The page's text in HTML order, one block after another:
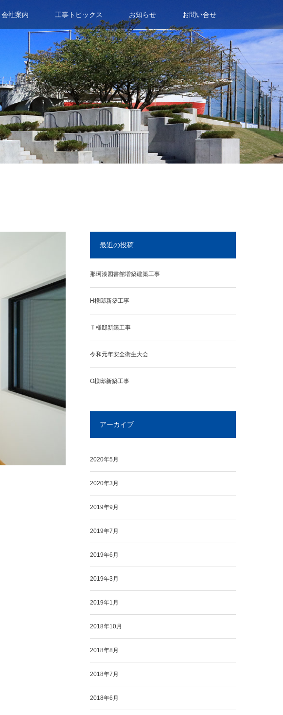
会社案内 工事トピックス お知らせ お問い合せ
最近の投稿
那珂湊図書館増築建築工事
H様邸新築工事
Ｔ様邸新築工事
令和元年安全衛生大会
O様邸新築工事
アーカイブ
2020年5月
2020年3月
2019年9月
2019年7月
2019年6月
2019年3月
2019年1月
2018年10月
2018年8月
2018年7月
2018年6月